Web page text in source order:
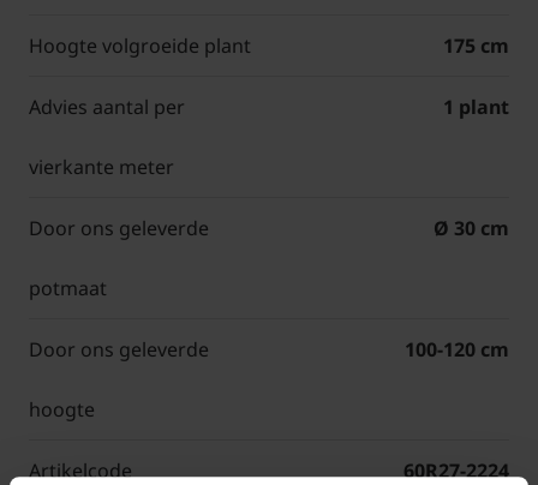
Hoogte volgroeide plant 175 cm
Advies aantal per
vierkante meter
1 plant
Door ons geleverde
potmaat
Ø 30 cm
Door ons geleverde
hoogte
100-120 cm
Artikelcode 60R27-2224